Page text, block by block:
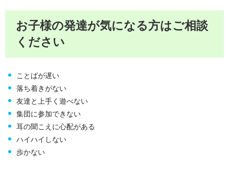
お子様の発達が気になる方はご相談
ください
ことばが遅い
落ち着きがない
友達と上手く遊べない
集団に参加できない
耳の聞こえに心配がある
ハイハイしない
歩かない